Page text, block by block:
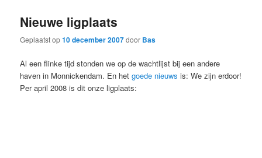
Nieuwe ligplaats
Geplaatst op10 december 2007door Bas
Al een flinke tijd stonden we op de wachtlijst bij een andere
haven in Monnickendam. En hetgoede nieuws is: We zijn erdoor!
Per april 2008 is dit onze ligplaats: